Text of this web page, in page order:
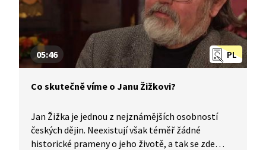
PL
05:46
Co skutečně víme o Janu Žižkovi?
Jan Žižka je jednou z nejznámějších osobností
českých dějin. Neexistují však téměř žádné
historické prameny o jeho životě, a tak se zde